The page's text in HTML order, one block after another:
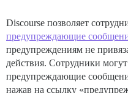
Discourse позволяет
предупреждающие
предупреждениям не
действия. Сотрудники
предупреждающие
нажав на ссылку